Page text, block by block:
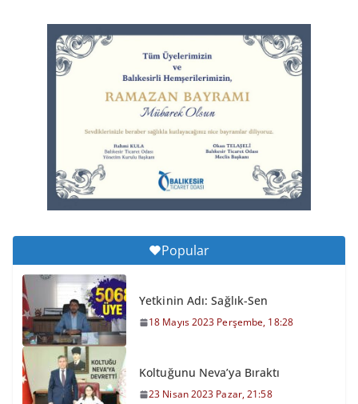
Balıkesirspor Sevdası İçin
Memleket Tek Yürek
6 Ağustos 2026 Perşembe, 11:51
Büyükşehir’den Kepsut’a Yatırım
6 Ağustos 2026 Perşembe, 16:43
Popular
Yetkinin Adı: Sağlık-Sen
18 Mayıs 2023 Perşembe, 18:28
Koltuğunu Neva’ya Bıraktı
23 Nisan 2023 Pazar, 21:58